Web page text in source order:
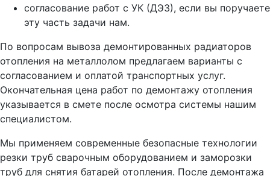
согласование работ с УК (ДЭЗ), если вы поручаете
эту часть задачи нам.
По вопросам вывоза демонтированных радиаторов
отопления на металлолом предлагаем варианты с
согласованием и оплатой транспортных услуг.
Окончательная цена работ по демонтажу отопления
указывается в смете после осмотра системы нашим
специалистом.
Мы применяем современные безопасные технологии
резки труб сварочным оборудованием и заморозки
труб для снятия батарей отопления. После демонтажа